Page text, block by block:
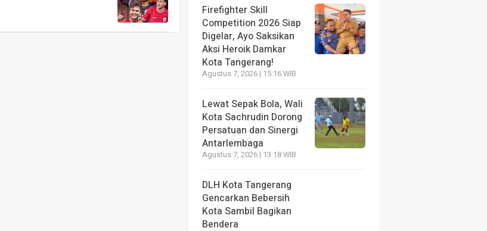
Firefighter Skill
Competition 2026 Siap
Digelar, Ayo Saksikan
Aksi Heroik Damkar
Kota Tangerang!
Agustus 7, 2026 | 15:16 WIB
Lewat Sepak Bola, Wali
Kota Sachrudin Dorong
Persatuan dan Sinergi
Antarlembaga
Agustus 7, 2026 | 13:18 WIB
DLH Kota Tangerang
Gencarkan Bebersih
Kota Sambil Bagikan
Bendera